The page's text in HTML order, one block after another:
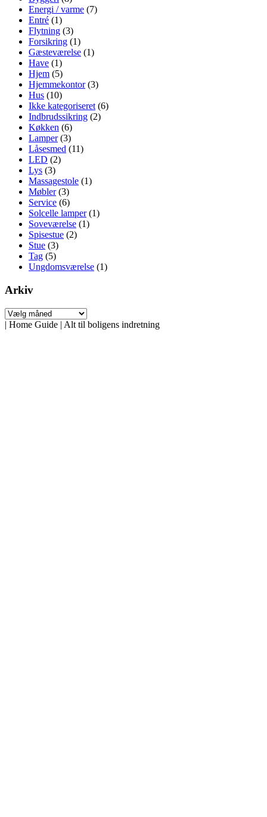
Energi / varme (7)
Entré (1)
Flytning (3)
Forsikring (1)
Gæsteværelse (1)
Have (1)
Hjem (5)
Hjemmekontor(3)
Hus (10)
Ikke kategoriseret (6)
Indbrudssikring (2)
Køkken (6)
Lamper(3)
Låsesmed (11)
LED (2)
Lys (3)
Massagestole (1)
Møbler(3)
Service (6)
Solcelle lamper(1)
Soveværelse (1)
Spisestue (2)
Stue (3)
Tag (5)
Ungdomsværelse (1)
Arkiv
Arkiv
| Home Guide | Alt til boligens indretning